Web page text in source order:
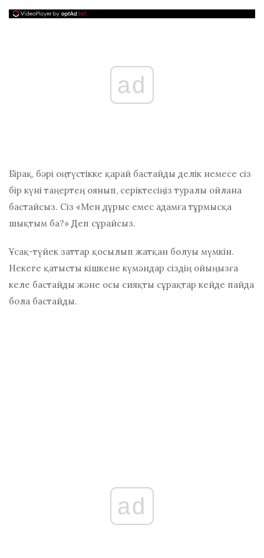
ad
Бірақ, бәрі оңтүстікке қарай бастайды делік немесе сіз
бір күні таңертең оянып, серіктесіңіз туралы ойлана
бастайсыз. Сіз «Мен дұрыс емес адамға тұрмысқа
шықтым ба?» Деп сұрайсыз.
Ұсақ-түйек заттар қосылып жатқан болуы мүмкін.
Некеге қатысты кішкене күмәндар сіздің ойыңызға
келе бастайды және осы сияқты сұрақтар кейде пайда
бола бастайды.
ad